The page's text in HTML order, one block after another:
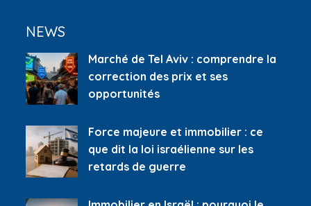
NEWS
Marché de Tel Aviv : comprendre la
correction des prix et ses
opportunités
Force majeure et immobilier : ce
que dit la loi israélienne sur les
retards de guerre